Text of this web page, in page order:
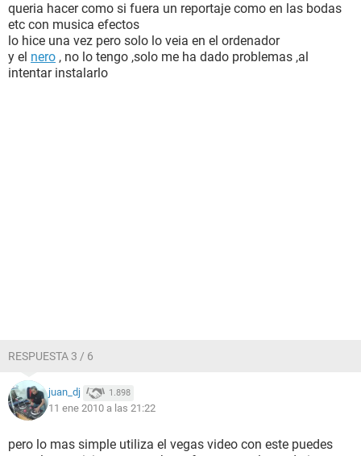
queria hacer como si fuera un reportaje como en las bodas
etc con musica efectos
lo hice una vez pero solo lo veia en el ordenador
y el nero , no lo tengo ,solo me ha dado problemas ,al
intentar instalarlo
RESPUESTA 3 / 6
juan_dj 1.898
11 ene 2010 a las 21:22
pero lo mas simple utiliza el vegas video con este puedes